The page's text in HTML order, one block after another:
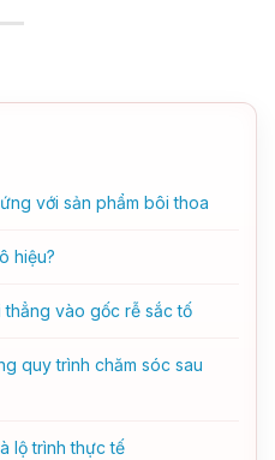
với sản phẩm bôi thoa
hiệu?
thẳng vào gốc rễ sắc tố
quy trình chăm sóc sau
lộ trình thực tế